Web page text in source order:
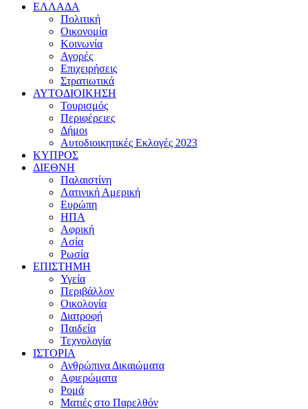
ΕΛΛΑΔΑ
Πολιτική
Οικονομία
Κοινωνία
Αγορές
Επιχειρήσεις
Στρατιωτικά
ΑΥΤΟΔΙΟΙΚΗΣΗ
Τουρισμός
Περιφέρειες
Δήμοι
Αυτοδιοικητικές Εκλογές 2023
ΚΥΠΡΟΣ
ΔΙΕΘΝΗ
Παλαιστίνη
Λατινική Αμερική
Ευρώπη
ΗΠΑ
Αφρική
Ασία
Ρωσία
ΕΠΙΣΤΗΜΗ
Υγεία
Περιβάλλον
Οικολογία
Διατροφή
Παιδεία
Τεχνολογία
ΙΣΤΟΡΙΑ
Ανθρώπινα Δικαιώματα
Αφιερώματα
Ρομά
Ματιές στο Παρελθόν